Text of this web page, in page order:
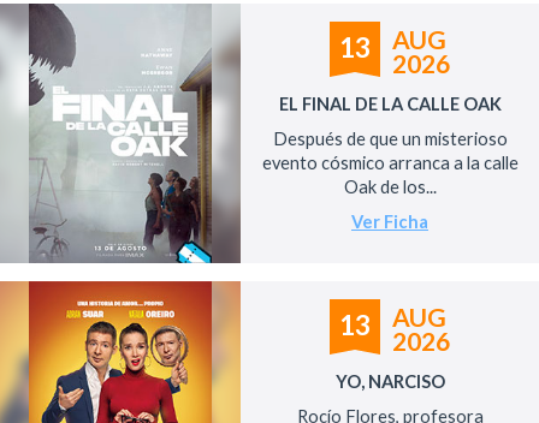
13
AUG
2026
EL FINAL DE LA CALLE OAK
Después de que un misterioso
evento cósmico arranca a la calle
Oak de los...
Ver Ficha
13
AUG
2026
YO, NARCISO
Rocío Flores, profesora